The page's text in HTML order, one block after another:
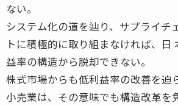
ない。
システム化の道を辿り、サプライチ
トに積極的に取り組まなければ、日
益率の構造から脱却できない。
株式市場からも低利益率の改善を迫
小売業は、その意味でも構造改革を